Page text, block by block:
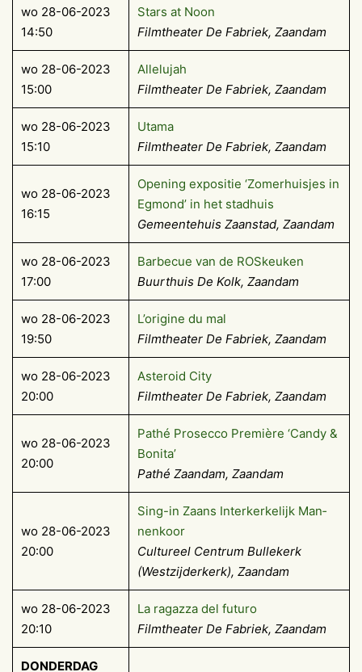
wo 28-06-2023
14:50
Stars at Noon
Filmtheater De Fabriek, Zaandam
wo 28-06-2023
15:00
Allelujah
Filmtheater De Fabriek, Zaandam
wo 28-06-2023
15:10
Utama
Filmtheater De Fabriek, Zaandam
wo 28-06-2023
16:15
Opening expositie ‘Zomerhuisjes in
Egmond’ in het stadhuis
Gemeentehuis Zaanstad, Zaandam
wo 28-06-2023
17:00
Barbecue van de ROSkeuken
Buurthuis De Kolk, Zaandam
wo 28-06-2023
19:50
L’origine du mal
Filmtheater De Fabriek, Zaandam
wo 28-06-2023
20:00
Asteroid City
Filmtheater De Fabriek, Zaandam
wo 28-06-2023
20:00
Pathé Prosecco Première ‘Candy &
Bonita’
Pathé Zaandam, Zaandam
wo 28-06-2023
20:00
Sing-​in Zaans Interk­erke­lijk Man­
nenkoor
Cultureel Centrum Bullekerk
(Westzijderkerk), Zaandam
wo 28-06-2023
20:10
La ragazza del futuro
Filmtheater De Fabriek, Zaandam
DONDERDAG